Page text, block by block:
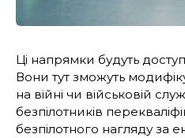
Ці напрямки будуть
Вони тут зможуть
на війні чи військовій
безпілотників
безпілотного нагляду за